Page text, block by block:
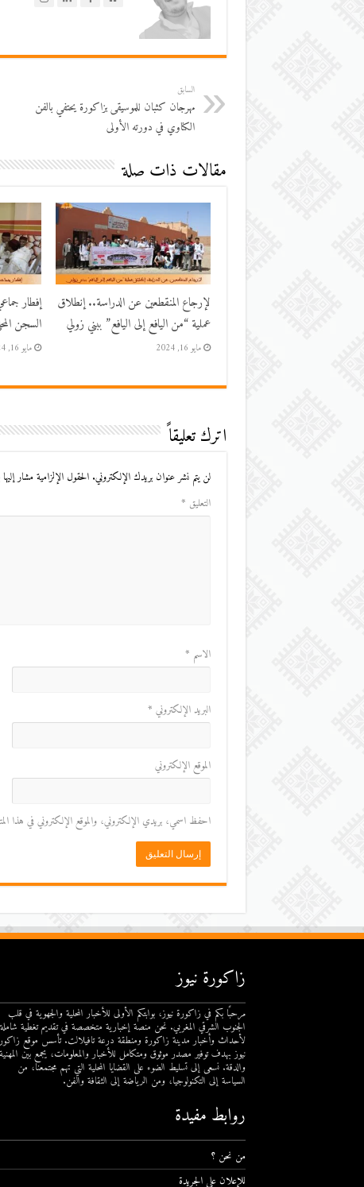
السابق
مهرجان كثبان للموسيقى بزاكورة يحتفي بالفن
الكناوي في دورته الأولى
مقالات ذات صلة
لإرجاع المنقطعين عن الدراسة.. إنطلاق
عملية “من اليافع إلى اليافع” ببني زولي
مايو 16, 2024
إفطار
السجن
مايو 16, 2024
اترك تعليقاً
لن يتم نشر عنوان بريدك الإلكتروني. الحقول الإلزامية مشار إليها
التعليق *
الاسم *
البريد الإلكتروني *
الموقع الإلكتروني
احفظ اسمي، بريدي الإلكتروني، والموقع الإلكتروني في هذا
زاكورة نيوز
مرحبًا بكم في زاكورة نيوز، بوابتكم الأولى للأخبار المحلية والجهوية في قلب
الجنوب الشرقي المغربي. نحن منصة إخبارية متخصصة في تقديم تغطية شاملة
لأحداث وأخبار مدينة زاكورة ومنطقة درعة تافيلالت. تأسس موقع
نيوز بهدف توفير مصدر موثوق ومتكامل للأخبار والمعلومات، يجمع بين المهنية
والدقة. نسعى إلى تسليط الضوء على القضايا المحلية التي تهم مجتمعنا، من
السياسة إلى التكنولوجيا، ومن الرياضة إلى الثقافة والفن.
روابط مفيدة
من نحن ؟
للإعلان على الجريدة